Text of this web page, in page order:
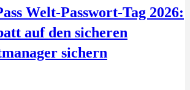
Welt-Passwort-Tag 2026:
auf den sicheren
sichern